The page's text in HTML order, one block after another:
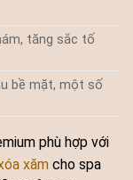
tăng sắc tố
bề mặt, một số
phù hợp với
xăm cho spa